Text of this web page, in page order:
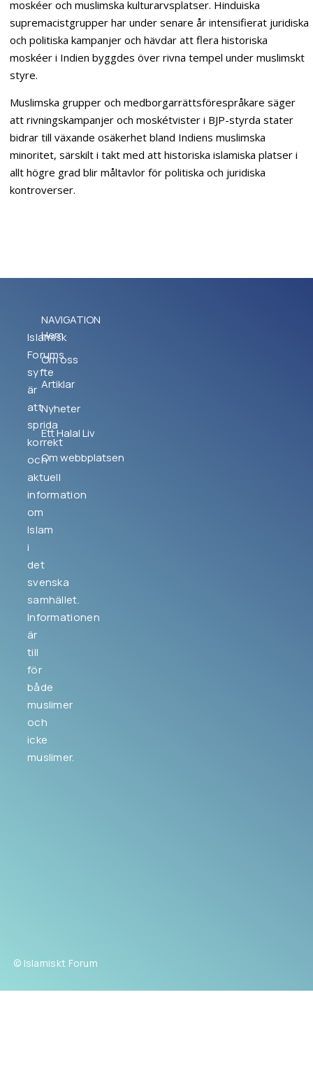
moskéer och muslimska kulturarvsplatser. Hinduiska
supremacistgrupper har under senare år intensifierat juridiska
och politiska kampanjer och hävdar att flera historiska
moskéer i Indien byggdes över rivna tempel under muslimskt
styre.
Muslimska grupper och medborgarrättsförespråkare säger
att rivningskampanjer och moskétvister i BJP-styrda stater
bidrar till växande osäkerhet bland Indiens muslimska
minoritet, särskilt i takt med att historiska islamiska platser i
allt högre grad blir måltavlor för politiska och juridiska
kontroverser.
Islamisk
Forums
syfte
är
att
sprida
korrekt
och
aktuell
information
om
Islam
i
det
svenska
samhället.
Informationen
är
till
för
både
muslimer
och
icke
muslimer.
NAVIGATION
Hem
Om oss
Artiklar
Nyheter
Ett Halal Liv
Om webbplatsen
© Islamiskt Forum